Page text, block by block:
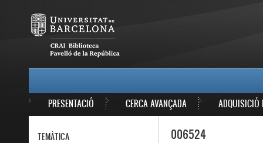
PRESENTACIÓ CERCA AVANÇADA ADQUISICIÓ
006524
TEMÀTICA